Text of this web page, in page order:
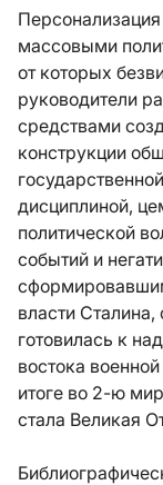
массовыми
от которых
руководители
средствами
конструкции
дисциплиной,
политической
событий и
власти Сталина,
готовилась к
востока
итоге во 2-ю
стала Великая